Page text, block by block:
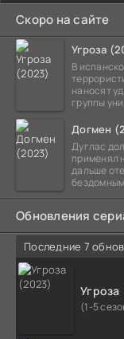
Скоро на сайте
Угроза
В
наносят
группы
Догмен
Дуглас
применял
дальше
Обновления
Последние 7
Угроза
(1-5